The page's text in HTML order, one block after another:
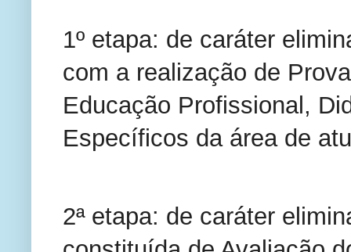
1º etapa: de caráter
com a realização de
Educação Profissional,
Específicos da área de
2ª etapa: de caráter